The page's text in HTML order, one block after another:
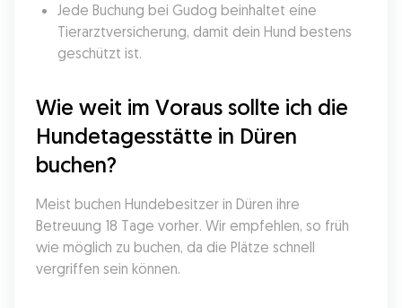
Jede Buchung bei Gudog beinhaltet eine
Tierarztversicherung, damit dein Hund bestens
geschützt ist.
Wie weit im Voraus sollte ich die
Hundetagesstätte in Düren
buchen?
Meist buchen Hundebesitzer in Düren ihre
Betreuung 18 Tage vorher. Wir empfehlen, so früh
wie möglich zu buchen, da die Plätze schnell
vergriffen sein können.